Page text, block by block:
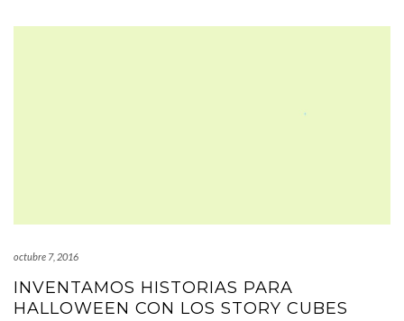
octubre 7, 2016
INVENTAMOS HISTORIAS PARA
HALLOWEEN CON LOS STORY CUBES